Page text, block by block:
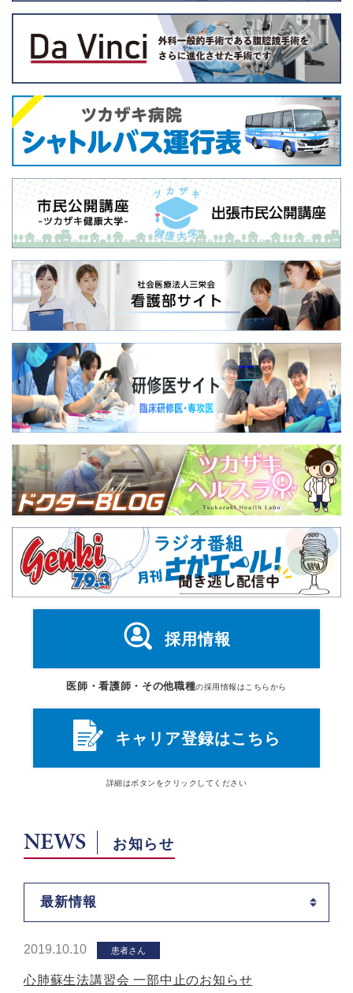
採用情報
医師・看護師・その他職種の採用情報はこちらから
キャリア登録はこちら
詳細はボタン をクリックしてください
NEWS お知らせ
最新情報
2019.10.10 患者さん
心肺蘇生法講習会 一部中止のお知らせ